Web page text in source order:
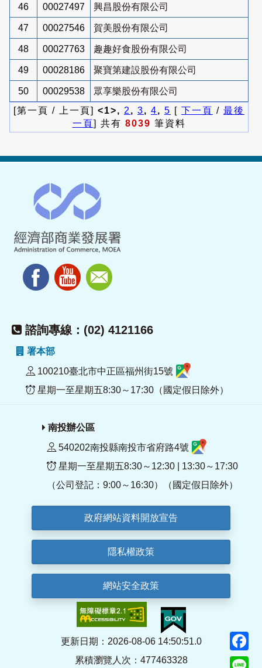
46 00027497 興昌股份有限公司
47 00027546 賀美股份有限公司
48 00027763 趣趣好食股份有限公司
49 00028186 聚寶第建設股份有限公司
50 00029538
眾享樂股份有限公司
[第一頁 / 上一頁] <1>, 2 , 3, 4, 5 [ 下一頁 / 最後
一頁] 共有 8039 筆資料
諮詢專線：(02) 4121166
署本部
100210臺北市中正區福州街15號
星期一至星期五8:30～17:30（國定假日除外）
南投辦公區
540202南投縣南投市省府路4號
星期一至星期五8:30～12:30 | 13:30～17:30
（公司登記：9:00～16:30）（國定假日除外）
政府網站資料開放宣告
隱私權政策
網站安全政策
更新日期：2026-08-06 14:50:51.0
累積瀏覽人次：477463328